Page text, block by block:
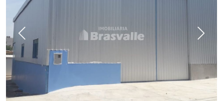
Previous Next